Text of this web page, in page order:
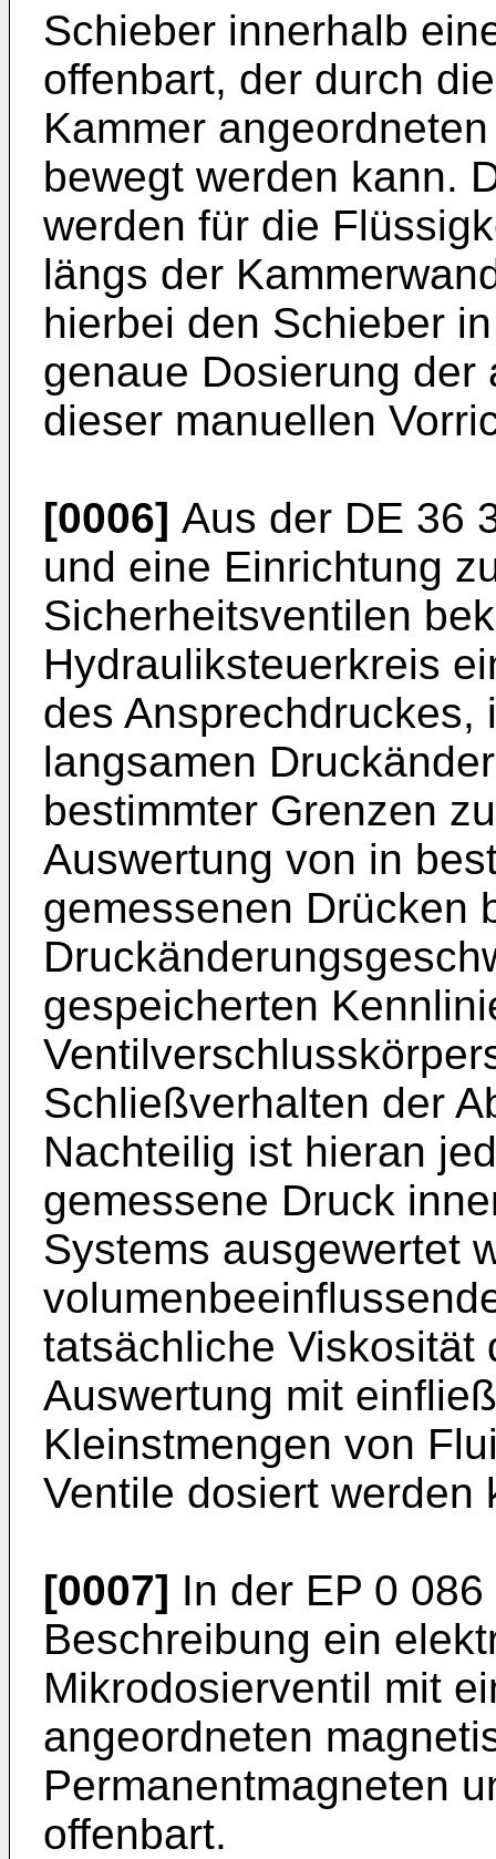
Schieber innerhalb
offenbart, der durch
Kammer
bewegt werden kann.
werden für die
längs der
hierbei den Schieber
genaue Dosierung
dieser manuellen
[0006] Aus der DE 36
und eine Einrichtung
Sicherheitsventilen
Hydrauliksteuerkreis
des Ansprechdruckes,
langsamen
bestimmter Grenzen
Auswertung von in
gemessenen Drücken
gespeicherten
Schließverhalten der
Nachteilig ist hieran
gemessene Druck
Systems ausgewertet
tatsächliche Viskosität
Auswertung mit
Kleinstmengen von
Ventile dosiert werden
[0007] In der EP 0
Beschreibung ein
Mikrodosierventil mit
angeordneten
Permanentmagneten
offenbart.